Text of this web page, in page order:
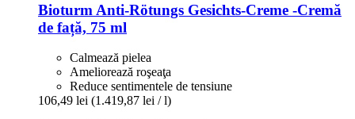
Bioturm Anti-​Rötungs Gesichts-​Creme -​Cremă
de față, 75 ml
Calmează pielea
Ameliorează roşeaţa
Reduce sentimentele de tensiune
106,49 lei (1.419,87 lei / l)